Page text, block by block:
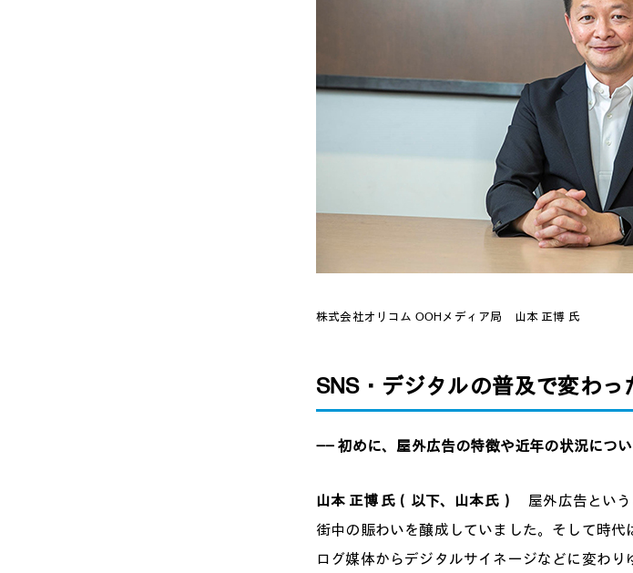
株式会社オリコム OOHメディア局 山本 正博 氏
SNS・デジタルの普及で変わ
―― 初めに、屋外広告の特徴や近年の状況につい
山本 正博 氏（以下、山本氏）
屋外広告という
街中の賑わいを醸成していました。そして時
ログ媒体からデジタルサイネージなどに変わり